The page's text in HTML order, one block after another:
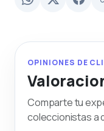
OPINIONES DE
Comparte tu
coleccionistas a